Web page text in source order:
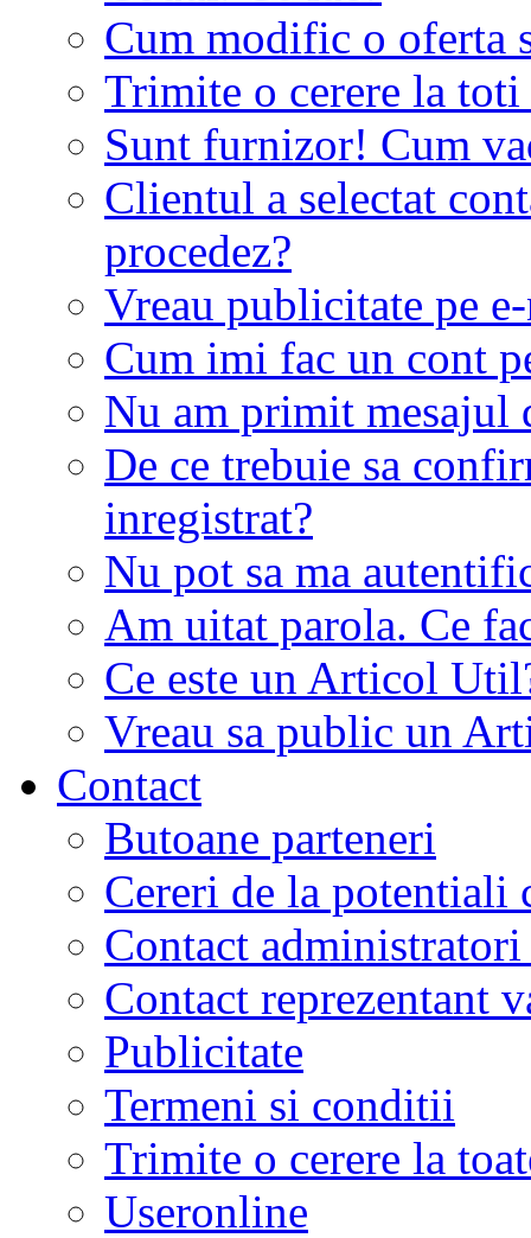
Cum modific o oferta
Trimite o cerere la
Sunt furnizor! Cum
Clientul a selectat
procedez?
Vreau publicitate pe
Cum imi fac un cont
Nu am primit mesajul
De ce trebuie sa
inregistrat?
Nu pot sa ma
Am uitat parola. Ce
Ce este un Articol
Vreau sa public un
Contact
Butoane parteneri
Cereri de la potentiali
Contact
Contact reprezentant
Publicitate
Termeni si conditii
Trimite o cerere la
Useronline